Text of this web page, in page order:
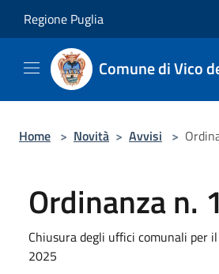
Regione Puglia
Comune di Vico
Home > Novità > Avvisi >
Ordinanza n.
Chiusura degli uffici comunali per
2025